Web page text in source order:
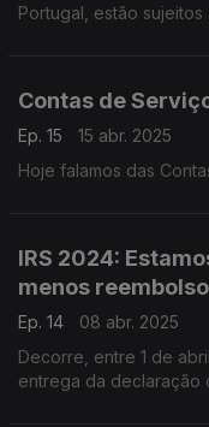
Portugal, estão
Contas de
Ep. 15
15 abr. 2025
IRS 2024:
menos
Ep. 14
08 abr. 2025
Decorre, entre 1 de
entrega da declaração